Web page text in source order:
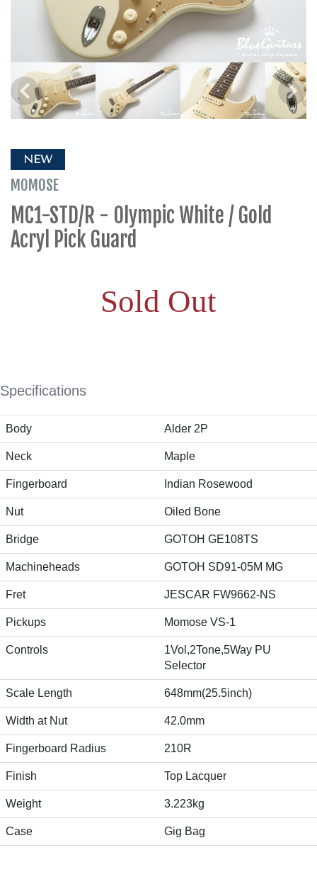
NEW
MOMOSE
MC1-STD/R - Olympic White / Gold
Acryl Pick Guard
Sold Out
Specifications
Body Alder 2P
Neck Maple
Fingerboard Indian Rosewood
Nut Oiled Bone
Bridge GOTOH GE108TS
Machineheads GOTOH SD91-05M MG
Fret JESCAR FW9662-NS
Pickups Momose VS-1
Controls
1Vol,2Tone,5Way PU
Selector
Scale Length 648mm(25.5inch)
Width at Nut 42.0mm
Fingerboard Radius 210R
Finish Top Lacquer
Weight 3.223kg
Case Gig Bag